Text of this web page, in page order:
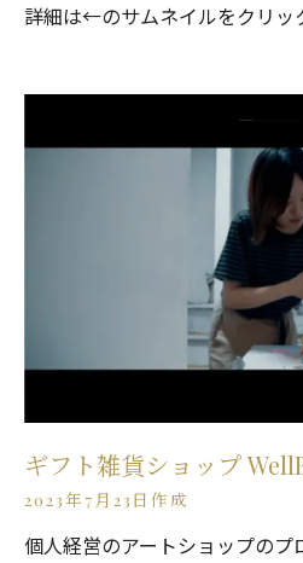
詳細は←のサムネイルをクリッ
ギフト雑貨ショップ
2023年7月23日作成
個人経営のアートショップの